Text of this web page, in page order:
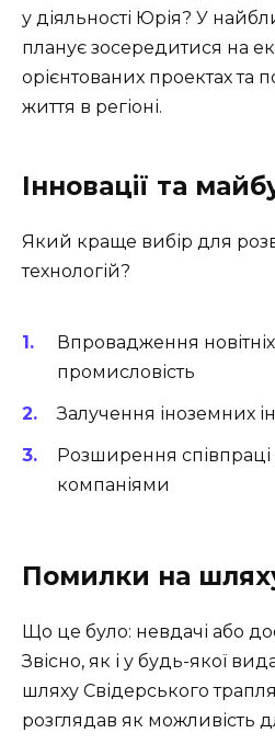
у діяльності Юрія? У
планує зосередитися на
орієнтованих проектах та
життя в регіоні.
Інновації та
Який краще вибір для
технологій?
Впровадження
промисловість
Залучення іноземних
Розширення
компаніями
Помилки на
Що це було: невдачі або
Звісно, як і у будь-якої
шляху Свідерського
розглядав як можливість